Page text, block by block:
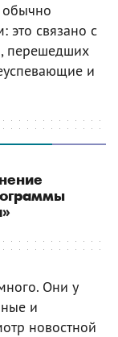
это связано с
перешедших
и
Они у
и
новостной